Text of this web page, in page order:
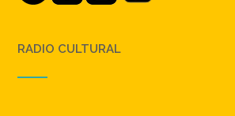
RADIO CULTURAL